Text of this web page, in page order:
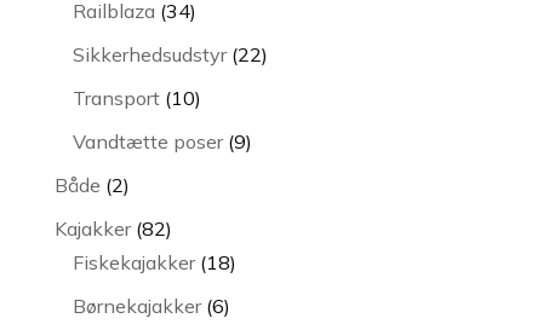
Railblaza 3434
varer
Sikkerhedsudstyr 2222
Transport 1010
varer
Vandtætte poser 99
Både 22
varer
Kajakker 8282
varer
Fiskekajakker 1818
Børnekajakker 66